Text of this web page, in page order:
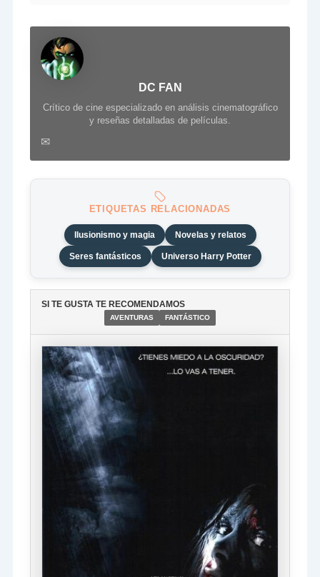
DC FAN
Crítico de cine especializado en análisis cinematográfico
y reseñas detalladas de películas.
✉
ETIQUETAS RELACIONADAS
Ilusionismo y magia Novelas y relatos
Seres fantásticos Universo Harry Potter
SI TE GUSTA TE RECOMENDAMOS
AVENTURAS FANTÁSTICO